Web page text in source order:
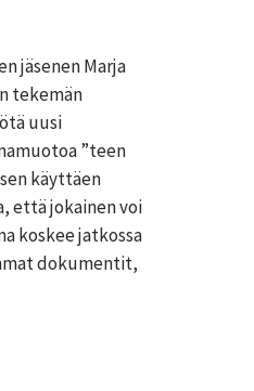
jäsenen Marja
tekemän
uusi
”teen
käyttäen
että jokainen voi
koskee jatkossa
dokumentit,